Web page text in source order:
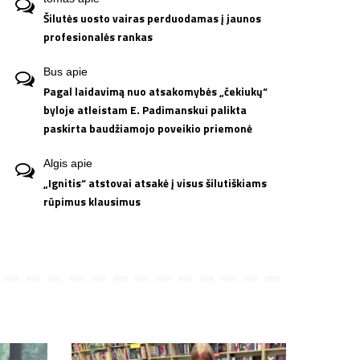
Šilutės uosto vairas perduodamas į jaunos
profesionalės rankas
Bus apie
Pagal laidavimą nuo atsakomybės „čekiukų“
byloje atleistam E. Padimanskui palikta
paskirta baudžiamojo poveikio priemonė
Algis apie
„Ignitis“ atstovai atsakė į visus šilutiškiams
rūpimus klausimus